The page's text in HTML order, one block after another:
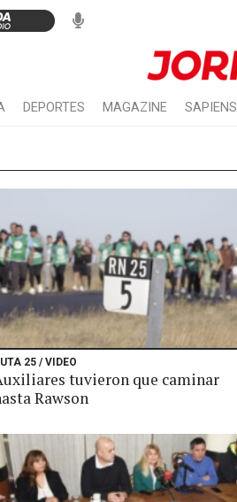
DEPORTES MAGAZINE SAPIENS
25 / VIDEO
tuvieron que caminar
Rawson